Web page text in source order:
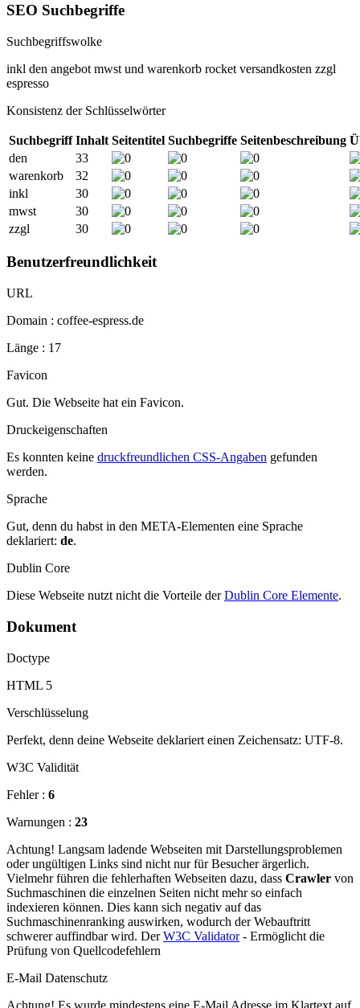
SEO Suchbegriffe
Suchbegriffswolke
inkl den angebot mwst und warenkorb rocket versandkosten zzgl
espresso
Konsistenz der Schlüsselwörter
Suchbegriff Inhalt Seitentitel Suchbegriffe Seitenbeschreibung
den
33
warenkorb
32
inkl
30
mwst
30
zzgl
30
Benutzerfreundlichkeit
URL
Domain : coffee-espress.de
Länge : 17
Favicon
Gut. Die Webseite hat ein Favicon.
Druckeigenschaften
Es konnten keine druckfreundlichen CSS-Angaben gefunden
werden.
Sprache
Gut, denn du habst in den META-Elementen eine Sprache
deklariert: de.
Dublin Core
Diese Webseite nutzt nicht die Vorteile derDublin Core Elemente.
Dokument
Doctype
HTML 5
Verschlüsselung
Perfekt, denn deine Webseite deklariert einen Zeichensatz: UTF-8.
W3C Validität
Fehler : 6
Warnungen : 23
Achtung! Langsam ladende Webseiten mit Darstellungsproblemen
oder ungültigen Links sind nicht nur für Besucher ärgerlich.
Vielmehr führen die fehlerhaften Webseiten dazu, dass Crawler von
Suchmaschinen die einzelnen Seiten nicht mehr so einfach
indexieren können. Dies kann sich negativ auf das
Suchmaschinenranking auswirken, wodurch der Webauftritt
schwerer auffindbar wird. DerW3C Validator- Ermöglicht die
Prüfung von Quellcodefehlern
E-Mail Datenschutz
Achtung! Es wurde mindestens eine E-Mail Adresse im Klartext auf